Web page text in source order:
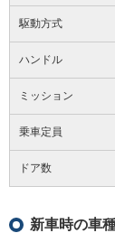
駆動方式
ハンドル
ミッション
乗車定員
ドア数
新車時の車